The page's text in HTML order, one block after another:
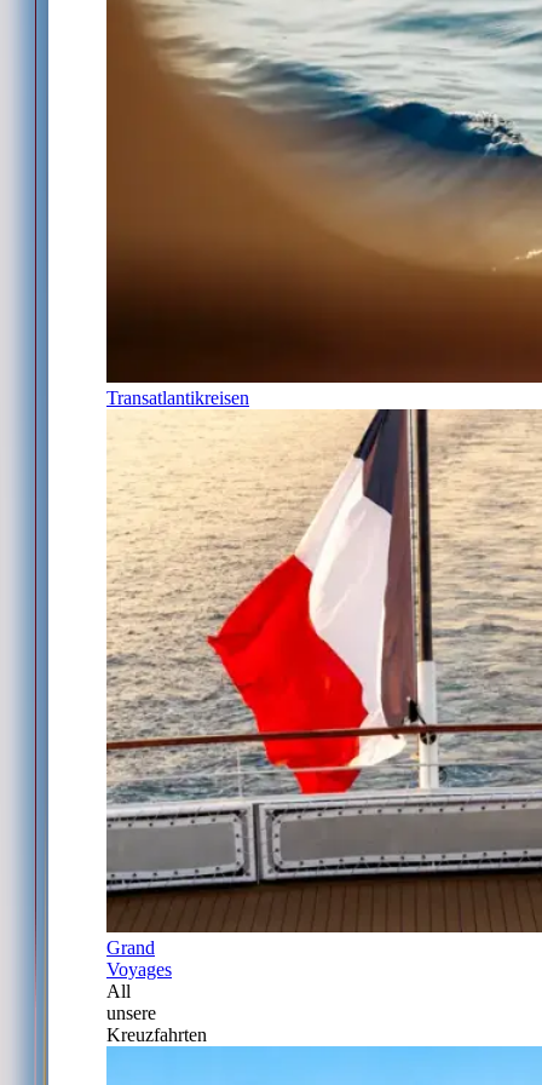
Transatlantikreisen
Grand
Voyages
All
unsere
Kreuzfahrten